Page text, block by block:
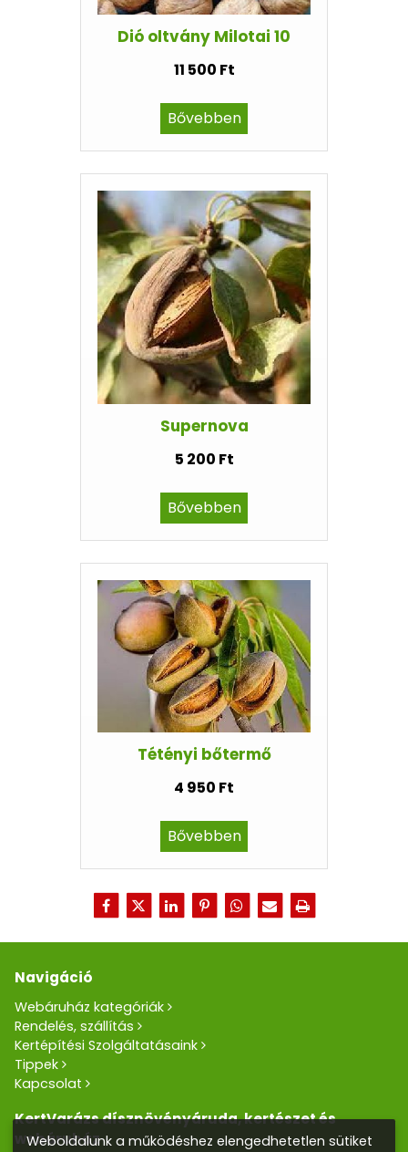
Dió oltvány Milotai 10
11 500 Ft
Bővebben
Supernova
5 200 Ft
Bővebben
Tétényi bőtermő
4 950 Ft
Bővebben
Navigáció
Webáruház kategóriák
Rendelés, szállítás
Kertépítési Szolgáltatásaink
Tippek
Kapcsolat
KertVarázs dísznövényáruda, kertészet és
webáruház
Weboldalunk a működéshez elengedhetetlen sütiket